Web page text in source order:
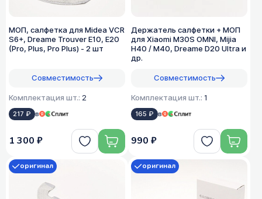
МОП, салфетка для Midea VCR
S6+, Dreame Trouver E10, E20
(Pro, Plus, Pro Plus) - 2 шт
Совместимость
Комплектация шт.: 2
217 ₽ в
1 300 ₽
Держатель салфетки + МОП
для Xiaomi M30S OMNI, Mijia
H40 / M40, Dreame D20 Ultra и
др.
Совместимость
Комплектация шт.: 1
165 ₽ в
990 ₽
оригинал оригинал